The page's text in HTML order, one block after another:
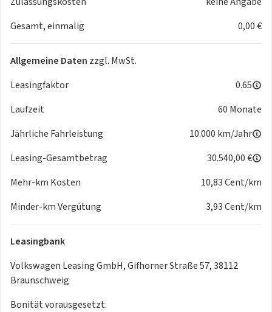
- Airbags für Fahrer und Beifahrer, mit Beifahrerairbag-
- Assistenzpaket "Plus" inkl. "Travel Assist" und
Umgebungsansicht "Area View" inkl. Rückfahrkamera "Rear
View"
mit Beifahrerspiegelabsenkung
- CCS-Ladedose
- Diebstahl-Alarmanlage mit Innenraumüberwachung,
Back-up-Horn und Abschleppschutz
- IQ.LIGHT - LED-Matrix-Scheinwerfer mit automatischer
Fahrlichtschaltung, Schlechtwetterlicht,
Begrüßungsfunktion
- Notrufsystem eCall, Voraussetzung: Verfügbarkeit
benötigter Mobilfunknetze
- Seiten- und Kopfairbags für Fahrer und Beifahrer sowie
Mittenairbag vorn
- Servolenkung elektromechanisch,
Gesamt, einmalig
0,00 €
Allgemeine Daten zzgl. MwSt.
Leasingfaktor
0.65
Laufzeit
60 Monate
Jährliche Fahrleistung
10.000 km/Jahr
Leasing-Gesamtbetrag
30.540,00 €
Mehr-km Kosten
10,83 Cent/km
Minder-km Vergütung
3,93 Cent/km
Leasingbank
Volkswagen Leasing GmbH, Gifhorner Straße 57, 38112
Braunschweig
Bonität vorausgesetzt.